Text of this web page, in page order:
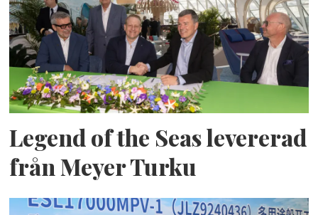
Legend of the Seas levererad
från Meyer Turku